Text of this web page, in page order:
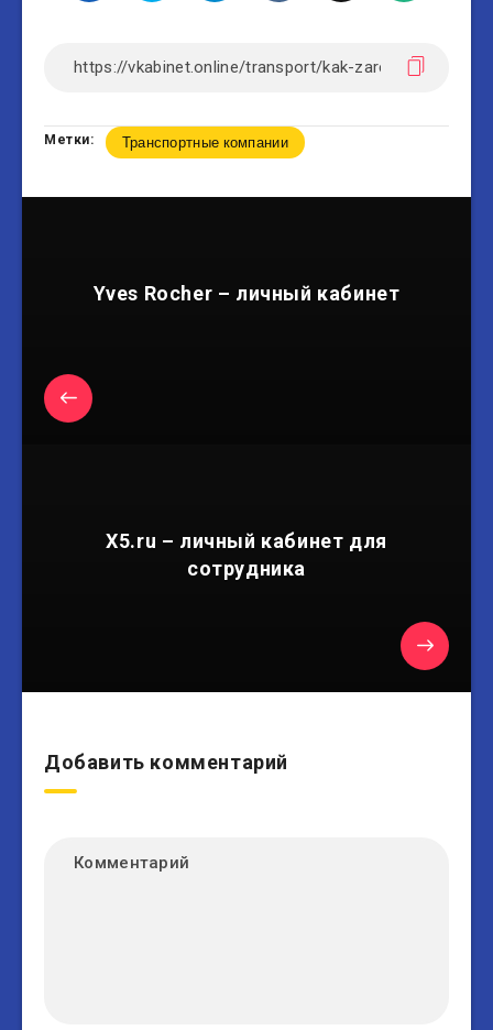
Метки: Транспортные компании
Yves Rocher – личный кабинет
X5.ru – личный кабинет для
сотрудника
Добавить комментарий